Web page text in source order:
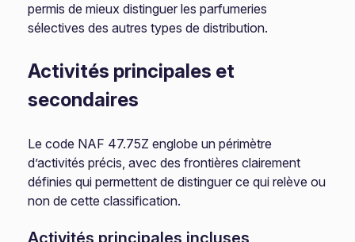
permis de mieux distinguer les parfumeries
sélectives des autres types de distribution.
Activités principales et
secondaires
Le code NAF 47.75Z englobe un périmètre
d’activités précis, avec des frontières clairement
définies qui permettent de distinguer ce qui relève ou
non de cette classification.
Activités principales incluses